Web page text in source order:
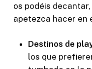
os podéis
apetezca hacer en
Destinos de
los que